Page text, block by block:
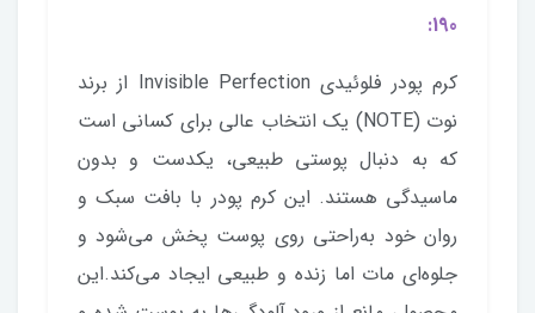
190:
کرم پودر فلوئیدی Invisible Perfection از برند
نوت (NOTE) یک انتخاب عالی برای کسانی است
که به دنبال پوستی طبیعی، یکدست و بدون
ماسیدگی هستند. این کرم پودر با بافت سبک و
روان خود به‌راحتی روی پوست پخش می‌شود و
جلوه‌ای مات اما زنده و طبیعی ایجاد می‌کند.این